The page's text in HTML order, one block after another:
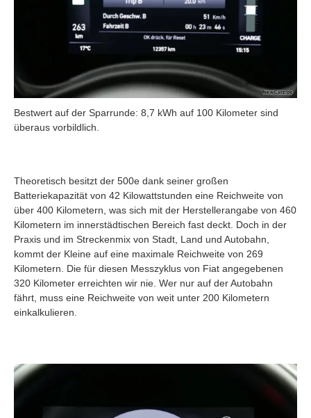
Bestwert auf der Sparrunde: 8,7 kWh auf 100 Kilometer sind
überaus vorbildlich.
Theoretisch besitzt der 500e dank seiner großen
Batteriekapazität von 42 Kilowattstunden eine Reichweite von
über 400 Kilometern, was sich mit der Herstellerangabe von 460
Kilometern im innerstädtischen Bereich fast deckt. Doch in der
Praxis und im Streckenmix von Stadt, Land und Autobahn,
kommt der Kleine auf eine maximale Reichweite von 269
Kilometern. Die für diesen Messzyklus von Fiat angegebenen
320 Kilometer erreichten wir nie. Wer nur auf der Autobahn
fährt, muss eine Reichweite von weit unter 200 Kilometern
einkalkulieren.